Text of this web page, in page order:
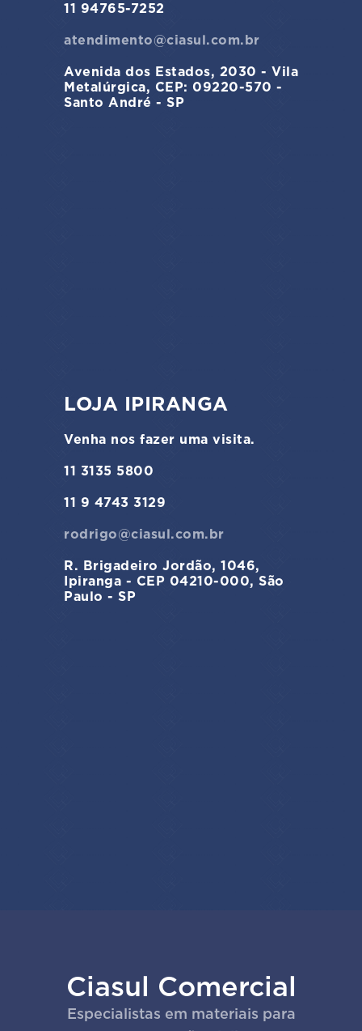
11 94765-7252
atendimento@ciasul.com.br
Avenida dos Estados, 2030 - Vila
Metalúrgica, CEP: 09220-570 -
Santo André - SP
LOJA IPIRANGA
Venha nos fazer uma visita.
11 3135 5800
11 9 4743 3129
rodrigo@ciasul.com.br
R. Brigadeiro Jordão, 1046,
Ipiranga - CEP 04210-000, São
Paulo - SP
Ciasul Comercial
Especialistas em materiais para